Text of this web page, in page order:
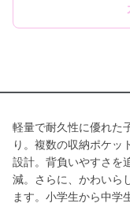
軽量で耐久性に優れた
り。複数の収納ポケッ
設計。背負いやすさを
減。さらに、かわいら
ます。小学生から中学